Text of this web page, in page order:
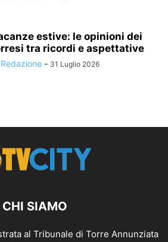
estive: le opinioni dei
tra ricordi e aspettative
- 31 Luglio 2026
CHI SIAMO
al Tribunale di Torre Annunziata